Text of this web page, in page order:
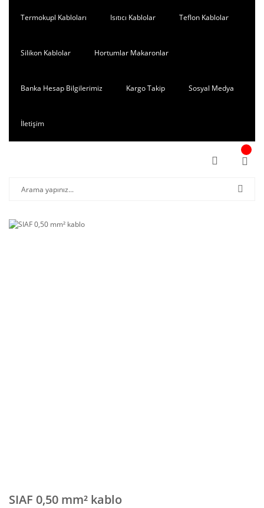
Termokupl Kabloları Isıtıcı Kablolar Teflon Kablolar
Silikon Kablolar Hortumlar Makaronlar
Banka Hesap Bilgilerimiz Kargo Takip Sosyal Medya
İletişim
SIAF 0,50 mm² kablo